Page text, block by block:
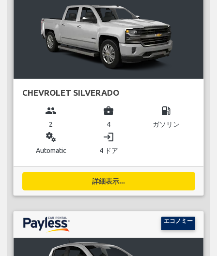
CHEVROLET SILVERADO
group
2
business_center
4
local_gas_station
ガソリン
miscellaneous_services
Automatic
login
4 ドア
詳細表示...
エコノミー